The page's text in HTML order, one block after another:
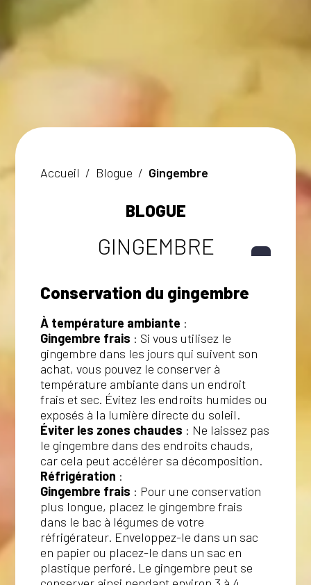
Accueil / Blogue / Gingembre
BLOGUE
GINGEMBRE
Conservation du gingembre
À température ambiante :
Gingembre frais : Si vous utilisez le
gingembre dans les jours qui suivent son
achat, vous pouvez le conserver à
température ambiante dans un endroit
frais et sec. Évitez les endroits humides ou
exposés à la lumière directe du soleil.
Éviter les zones chaudes : Ne laissez pas
le gingembre dans des endroits chauds,
car cela peut accélérer sa décomposition.
Réfrigération :
Gingembre frais : Pour une conservation
plus longue, placez le gingembre frais
dans le bac à légumes de votre
réfrigérateur. Enveloppez-le dans un sac
en papier ou placez-le dans un sac en
plastique perforé. Le gingembre peut se